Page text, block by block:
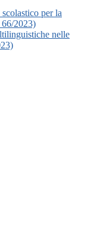
per la
2023)
nelle